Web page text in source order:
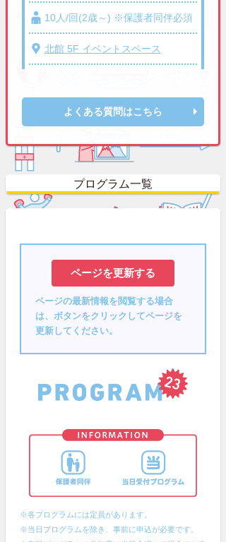
10人/回(2歳～) ※保護者同伴必須
北館 5F イベントスペース
よくある質問はこちら
プログラム一覧
ページの最新情報を閲覧する場合
は、ボタンをクリックしてページを
更新してください。
※各プログラムには定員があります。
※当日プログラムを除き、事前に申込が必要です。